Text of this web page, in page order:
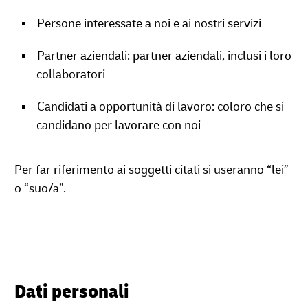
Persone interessate a noi e ai nostri servizi
Partner aziendali: partner aziendali, inclusi i loro
collaboratori
Candidati a opportunità di lavoro: coloro che si
candidano per lavorare con noi
Per far riferimento ai soggetti citati si useranno “lei”
o “suo/a”.
Dati personali